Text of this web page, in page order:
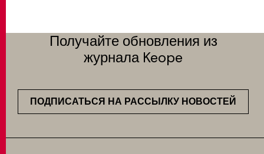
Получайте обновления из
журнала Keope
ПОДПИСАТЬСЯ НА РАССЫЛКУ НОВОСТЕЙ